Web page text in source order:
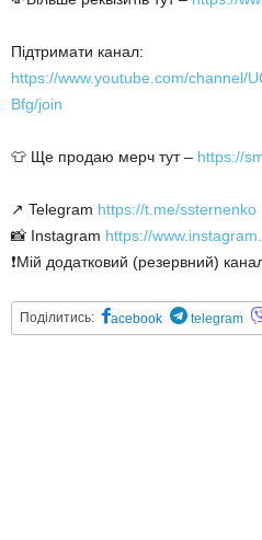
Підтримати канал:
https://www.youtube.com/channel/
Bfg/join
👕 Ще продаю мерч тут – https://
↗️ Telegram https://t.me/ssternenko
📸 Instagram https://
❗️Мій додатковий (резервний)
Поділитись: acebook telegram